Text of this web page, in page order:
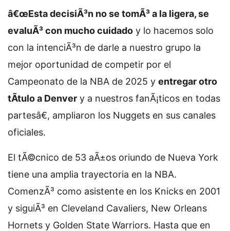
â€œEsta decisiÃ³n no se tomÃ³ a la ligera, se
evaluÃ³ con mucho cuidado y lo hacemos solo
con la intenciÃ³n de darle a nuestro grupo la
mejor oportunidad de competir por el
Campeonato de la NBA de 2025 y entregar otro
tÃ­tulo a Denver y a nuestros fanÃ¡ticos en todas
partesâ€, ampliaron los Nuggets en sus canales
oficiales.
El tÃ©cnico de 53 aÃ±os oriundo de Nueva York
tiene una amplia trayectoria en la NBA.
ComenzÃ³ como asistente en los Knicks en 2001
y siguiÃ³ en Cleveland Cavaliers, New Orleans
Hornets y Golden State Warriors. Hasta que en